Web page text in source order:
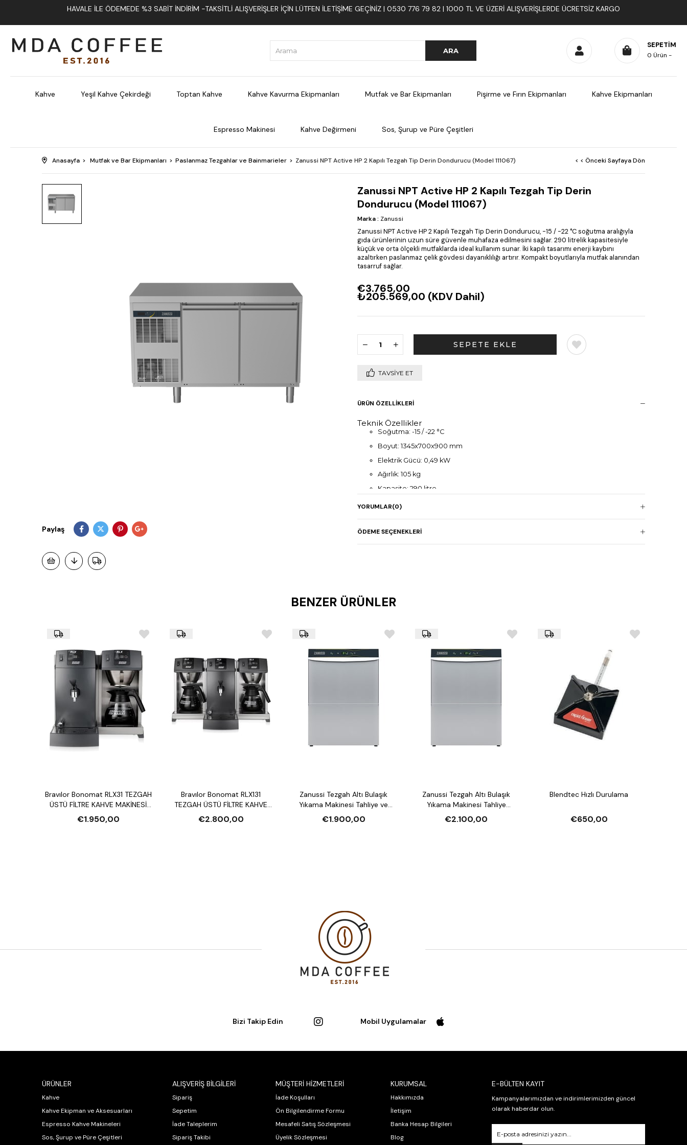
HAVALE İLE ÖDEMEDE %3 SABIT İNDIRIM -TAKSITLI ALIŞVERIŞLER İÇIN LÜTFEN ILETIŞIME GEÇINIZ | 0530 776 79 82 | 1000 TL VE ÜZERI ALIŞVERIŞLERDE ÜCRETSIZ KARGO
SEPETIM
0 Ürün
Kahve Yeşil Kahve Çekirdeği Toptan Kahve Kahve Kavurma Ekipmanları Mutfak ve Bar Ekipmanları Pişirme ve Fırın Ekipmanları Kahve Ekipmanları
Espresso Makinesi Kahve Değirmeni Sos, Şurup ve Püre Çeşitleri
Anasayfa Mutfak ve Bar Ekipmanları Paslanmaz Tezgahlar ve Bainmarieler Zanussi NPT Active HP 2 Kapılı Tezgah Tip Derin Dondurucu (Model 111067) < < Önceki Sayfaya Dön
Paylaş
Zanussi NPT Active HP 2 Kapılı Tezgah Tip Derin
Dondurucu (Model 111067)
Marka: Zanussi
Zanussi NPT Active HP 2 Kapılı Tezgah Tip Derin Dondurucu, -15 / -22 °C soğutma aralığıyla
gıda ürünlerinin uzun süre güvenle muhafaza edilmesini sağlar. 290 litrelik kapasitesiyle
küçük ve orta ölçekli mutfaklarda ideal kullanım sunar. İki kapılı tasarımı enerji kaybını
azaltırken paslanmaz çelik gövdesi dayanıklılığı artırır. Kompakt boyutlarıyla mutfak alanından
tasarruf sağlar.
€3.765,00
₺205.569,00 (KDV Dahil)
TAVSIYE ET
ÜRÜN ÖZELLIKLERI
Teknik Özellikler
Soğutma: -15 / -22 °C
Boyut: 1345x700x900 mm
Elektrik Gücü: 0,49 kW
Ağırlık: 105 kg
Kapasite: 290 litre
YORUMLAR(0)
ÖDEME SEÇENEKLERI
BENZER ÜRÜNLER
Bravılor Bonomat RLX31 TEZGAH
ÜSTÜ FİLTRE KAHVE MAKİNESİ
VE SU ISITICI
€1.950,00
Bravılor Bonomat RLX131
TEZGAH ÜSTÜ FİLTRE KAHVE
MAKİNESİ VE SU ISITICI
€2.800,00
Zanussi Tezgah Altı Bulaşık
Yıkama Makinesi Tahliye ve
Parlatıcı Pompalı
€1.900,00
Zanussi Tezgah Altı Bulaşık
Yıkama Makinesi Tahliye
Deterjan ve Parlatıcı Pompalı ve
Deterjan Pompalı
€2.100,00
Blendtec Hızlı Durulama
€650,00
Bizi Takip Edin Mobil Uygulamalar
ÜRÜNLER
Kahve
Kahve Ekipman ve Aksesuarları
Espresso Kahve Makineleri
Sos, Şurup ve Püre Çeşitleri
ALIŞVERİŞ BİLGİLERİ
Sipariş
Sepetim
İade Taleplerim
Sipariş Takibi
MÜŞTERİ HİZMETLERİ
İade Koşulları
Ön Bilgilendirme Formu
Mesafeli Satış Sözleşmesi
Üyelik Sözleşmesi
KURUMSAL
Hakkımızda
İletişim
Banka Hesap Bilgileri
Blog
E-BÜLTEN KAYIT
Kampanyalarımızdan ve indirimlerimizden güncel
olarak haberdar olun.